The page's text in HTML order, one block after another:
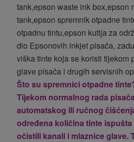
tank,epson waste ink box,epson
tank,epson spremnik otpadne
otpadnu tintu,epson kutija za
dio Epsonovih inkjet pisača,
viška tinte koja se koristi tijekom
glave pisača i drugih servisnih
Što su spremnici otpadne
Tijekom normalnog rada
automatskog ili ručnog
određena količina tinte ispušta
očistili kanali i mlaznice glave.